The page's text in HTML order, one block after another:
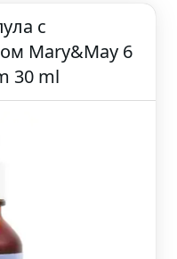
с
Mary&May 6
30 ml